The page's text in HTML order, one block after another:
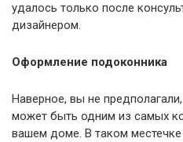
удалось только после
дизайнером.
Оформление подоконника
Наверное, вы не
может быть одним из самых
вашем доме. В таком